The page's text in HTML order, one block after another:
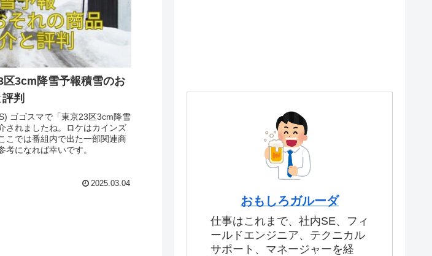
区3cm降雪予報積雪のお
判
ゴゴスマで「東京23区3cm降雪
されましたね。ロケはカインズ
こでは番組内で出た一部関連商
考になれば幸いです。
2025.03.04
おもしろガルーダ
仕事はこれまで、社内SE、フィ
ールドエンジニア、テクニカル
サポート、マネージャーを経